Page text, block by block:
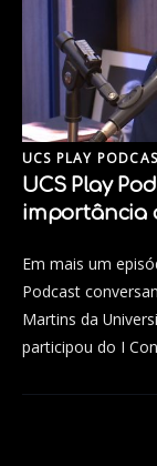
UCS PLAY
UCS Play
importância
Em mais um
Podcast
Martins da
participou do I